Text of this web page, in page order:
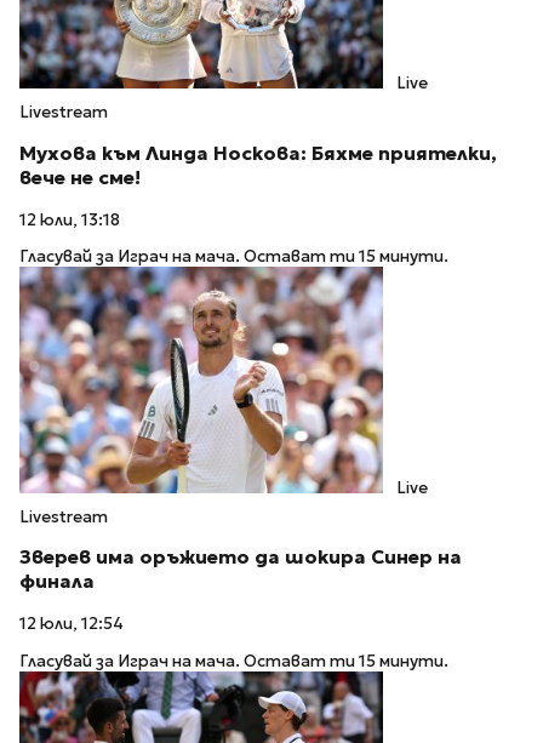
Live
Livestream
Мухова към Линда Носкова: Бяхме приятелки,
вече не сме!
12 юли, 13:18
Гласувай за Играч на мача. Остават ти 15 минути.
Live
Livestream
Зверев има оръжието да шокира Синер на
финала
12 юли, 12:54
Гласувай за Играч на мача. Остават ти 15 минути.